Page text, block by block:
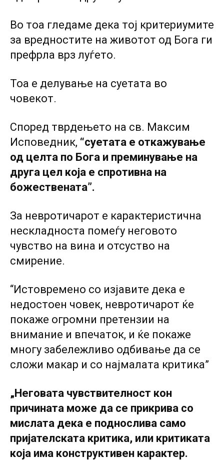
Во тоа гледаме дека тој критериумите
за вредностите на животот од Бога ги
префрла врз луѓето.
Тоа е делување на суетата во
човекот.
Според тврдењето на св. Максим
Исповедник, “суетата е откажување
од целта по Бога и преминување на
друга цел која е спротивна на
божествената”.
За невротичарот е карактеристична
нескладноста помеѓу неговото
чувство на вина и отсуство на
смирение.
“Истовремено co изјавите дека е
недостоен човек, невротичарот ќе
покаже огромни претензии на
внимание и впечаток, и ќе покаже
многу забележливо одбивање да се
сложи макар и co најмалата критика”
„Неговата чувствителност кон
причината може да се прикрива co
мислата дека е поднослива само
пријателската критика, или критиката
која има конструктивен карактер.